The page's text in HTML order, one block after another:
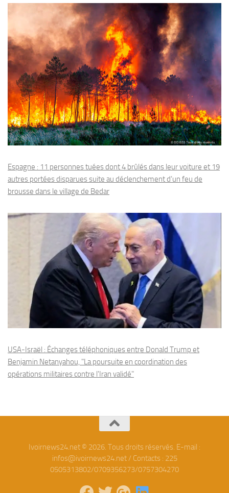
Espagne : 11 personnes tuées dont 4 brûlés dans leur voiture et 19
autres portées disparues suite au déclenchement d’un feu de
brousse dans le village de Bedar
USA-Israël : Échanges téléphoniques entre Donald Trump et
Benjamin Netanyahou, "La poursuite en coordination des
opérations militaires contre l'Iran validé"
Ivoirnews24.net © 2026. Tous droits réservés. E-mail :
infos@ivoirnews24.net / Contacts : 225
0505313802/0709356273/0757304270